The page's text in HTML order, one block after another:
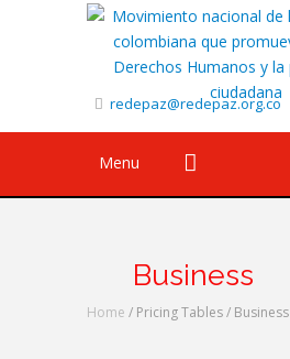
redepaz@redepaz.org.co
Menu
Business
Home / Pricing Tables / Business